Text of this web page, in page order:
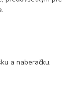
a naberačku.